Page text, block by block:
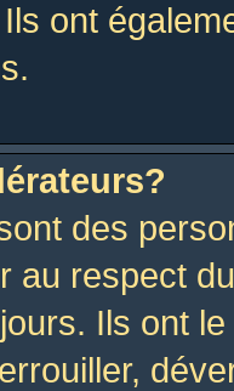
ont
des
au respect
Ils ont